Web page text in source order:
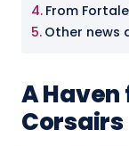
From
Other news
A
Corsairs